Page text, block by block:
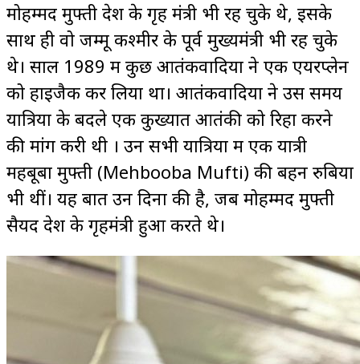
मोहम्मद मुफ्ती देश के गृह मंत्री भी रह चुके थे, इसके
साथ ही वो जम्मू कश्मीर के पूर्व मुख्यमंत्री भी रह चुके
थे। साल 1989 में कुछ आतंकवादियों ने एक एयरप्लेन
को हाइजैक कर लिया था। आतंकवादियों ने उस समय
यात्रियों के बदले एक कुख्यात आतंकी को रिहा करने
की मांग करी थी । उन सभी यात्रियों में एक यात्री
महबूबा मुफ्ती (Mehbooba Mufti) की बहन रुबिया
भी थीं। यह बात उन दिनों की है, जब मोहम्मद मुफ्ती
सैयद देश के गृहमंत्री हुआ करते थे।